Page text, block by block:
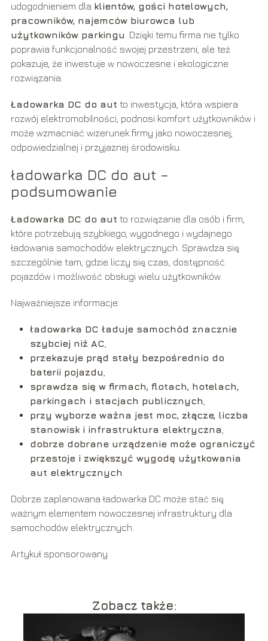
udogodnieniem dla klientów, gości hotelowych,
pracowników, najemców biurowca lub
użytkowników parkingu . Dzięki temu firma nie tylko
poprawia funkcjonalność swojej przestrzeni, ale też
pokazuje, że inwestuje w nowoczesne i ekologiczne
rozwiązania.
Ładowarka DC do aut to inwestycja, która wspiera
rozwój elektromobilności, podnosi komfort użytkowników i
może wzmacniać wizerunek firmy jako nowoczesnej,
odpowiedzialnej i przyjaznej środowisku.
ładowarka DC do aut –
podsumowanie
Ładowarka DC do aut to rozwiązanie dla osób i firm,
które potrzebują szybkiego, wygodnego i wydajnego
ładowania samochodów elektrycznych. Sprawdza się
szczególnie tam, gdzie liczy się czas, dostępność
pojazdów i możliwość obsługi wielu użytkowników.
Najważniejsze informacje:
ładowarka DC ładuje samochód znacznie
szybciej niż AC
przekazuje prąd stały bezpośrednio do
baterii pojazdu
sprawdza się w firmach, flotach, hotelach,
parkingach i stacjach publicznych
przy wyborze ważna jest moc, złącze, liczba
stanowisk i infrastruktura elektryczna
dobrze dobrane urządzenie może ograniczyć
przestoje i zwiększyć wygodę użytkowania
aut elektrycznych
Dobrze zaplanowana ładowarka DC może stać się
ważnym elementem nowoczesnej infrastruktury dla
samochodów elektrycznych.
Artykuł sponsorowany
Zobacz także: